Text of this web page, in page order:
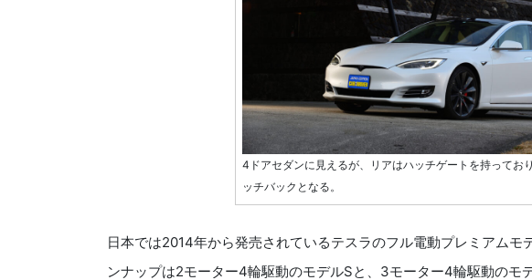
4ドアセダンに見えるが、リアはハッチゲートを持ってお
ッチバックとなる。
日本では2014年から発売されているテスラのフル電動プレミアムモ
ンナップは2モーター4輪駆動のモデルSと、3モーター4輪駆動のモ